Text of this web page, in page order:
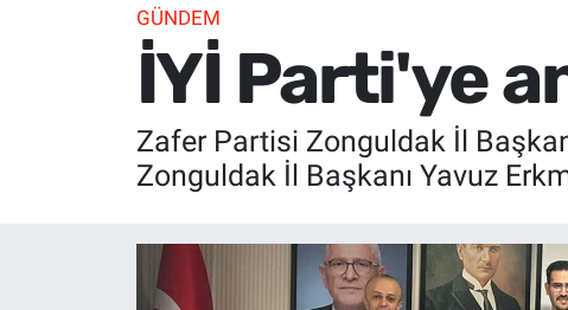
GÜNDEM
İYİ Parti'ye
Zafer Partisi Zonguldak İl
Zonguldak İl Başkanı Yavuz